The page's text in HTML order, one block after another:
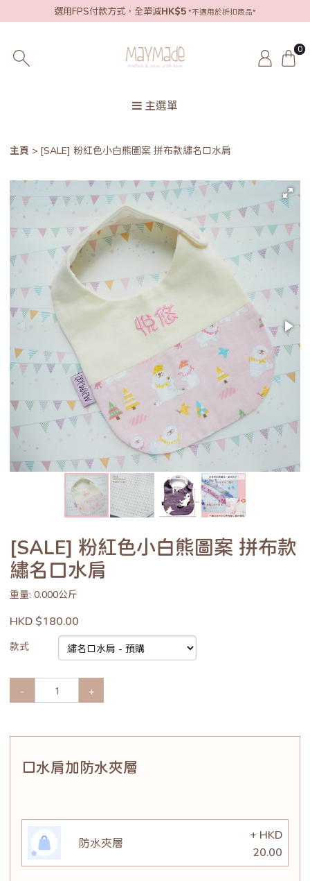
選用FPS付款方式，全單減HK$5 *不適用於折扣商品*
0
主選單
主頁 [SALE] 粉紅色小白熊圖案 拼布款繡名口水肩
[SALE] 粉紅色小白熊圖案 拼布款
繡名口水肩
重量: 0.000公斤
HKD $180.00
款式
- +
口水肩加防水夾層
防水夾層
+ HKD
20.00